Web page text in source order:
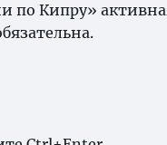
по Кипру»